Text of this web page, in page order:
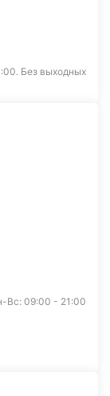
Без выходных
Вс: 09:00 - 21:00